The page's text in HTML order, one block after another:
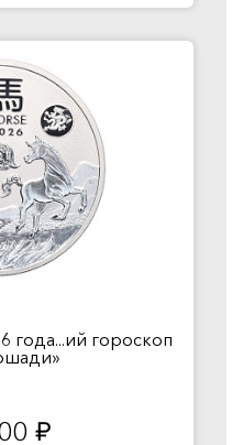
года...ий гороскоп
руб.